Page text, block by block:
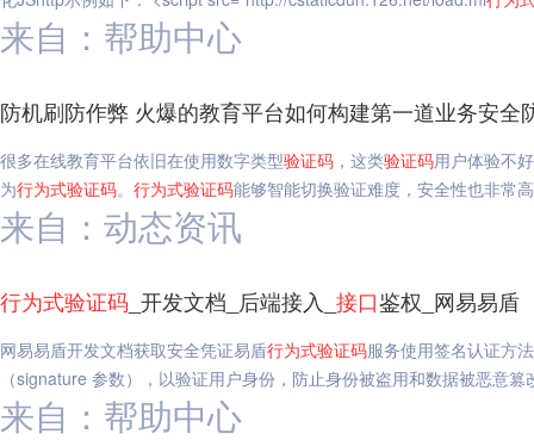
来自：帮助中心
防机刷防作弊 火爆的教育平台如何构建第一道业务安全
很多在线教育平台依旧在使用数字类型验证码 ，这类验证码用户体验不
为行为式验证码。 行为式验证码能够智能切换验证难度，安全性也非常
来自：动态资讯
行为式验证码 _开发文档_后端接入_ 接口鉴权_网易易盾
网易易盾开发文档获取安全凭证易盾行为式验证码服务使用签名认证方
（signature 参数），以验证用户身份，防止身份被盗用和数据被恶意篡
来自：帮助中心